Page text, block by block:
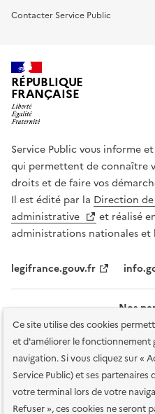
Ce site utilise des cookies
et d'améliorer le fonctionnement
navigation. Si vous cliquez sur «
Service Public) et ses
votre terminal lors de votre
Refuser », ces cookies ne seront
Contacter Service Public
RÉPUBLIQUE
FRANÇAISE
Service Public vous informe
qui permettent de connaître
droits et de faire vos
Il est édité par la Direction
administrative
et réalisé
administrations nationales et
legifrance.gouv.fr
Nos
Plan du site Accessibilité :